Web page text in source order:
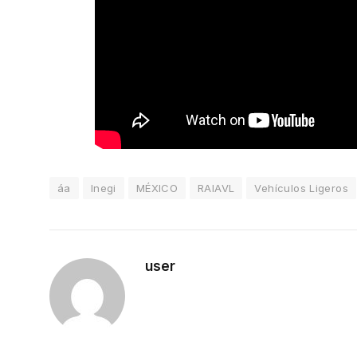
áa Inegi MÉXICO RAIAVL Vehículos Ligeros
user